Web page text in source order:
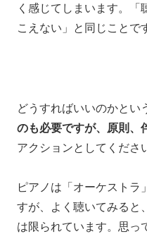
く感じてしまいます。「
こえない」と同じことで
どうすればいいのかとい
のも必要ですが、原則、
アクションとしてくださ
ピアノは「オーケストラ
すが、
よく聴いてみると、
は限られています。 思っ